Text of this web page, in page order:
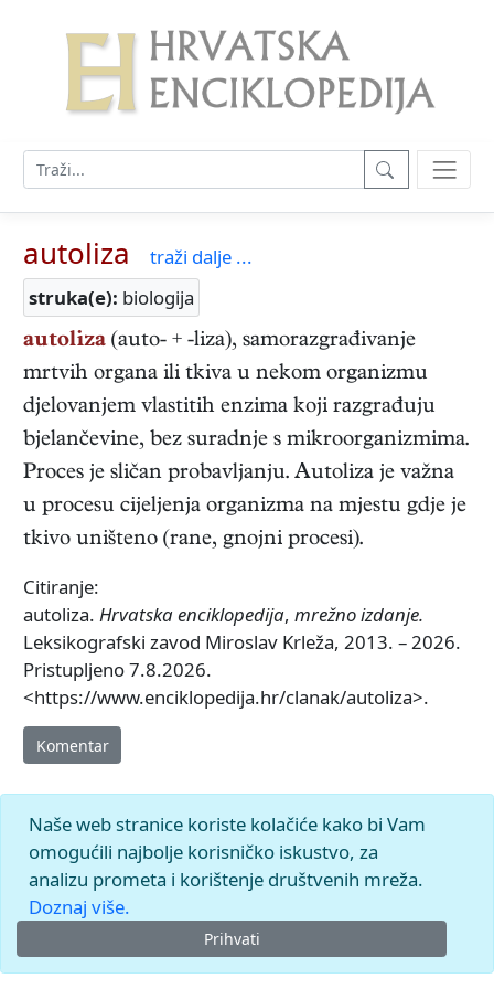
autoliza
traži dalje ...
struka(e): biologija
autoliza (auto- + -liza), samorazgrađivanje
mrtvih organa ili tkiva u nekom organizmu
djelovanjem vlastitih enzima koji razgrađuju
bjelančevine, bez suradnje s mikroorganizmima.
Proces je sličan probavljanju. Autoliza je važna
u procesu cijeljenja organizma na mjestu gdje je
tkivo uništeno (rane, gnojni procesi).
Citiranje:
autoliza. Hrvatska enciklopedija, mrežno izdanje.
Leksikografski zavod Miroslav Krleža, 2013. – 2026.
Pristupljeno 7.8.2026.
<https://www.enciklopedija.hr/clanak/autoliza>.
Komentar
Naše web stranice koriste kolačiće kako bi Vam
omogućili najbolje korisničko iskustvo, za
analizu prometa i korištenje društvenih mreža.
Doznaj više.
Prihvati
© 2026.Leksikografski zavodMiroslav Krleža